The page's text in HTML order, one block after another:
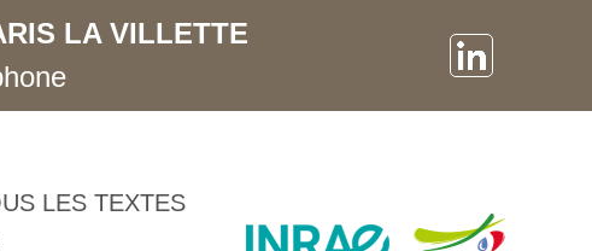
LA VILLETTE
LES TEXTES